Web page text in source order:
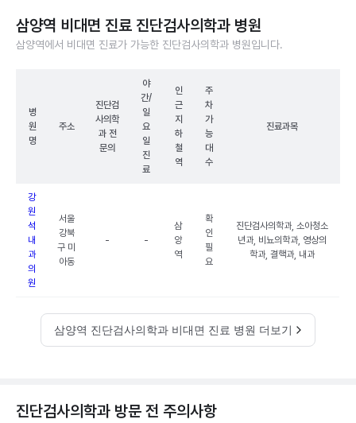
삼양역 비대면 진료 진단검사의학과 병원
삼양역에서 비대면 진료가 가능한 진단검사의학과 병원입니다.
병
원
명
주소
진단검
사의학
과 전
문의
야
간/
일
요
일
진
료
인
근
지
하
철
역
주
차
가
능
대
수
진료과목
강
원
석
내
과
의
원
서울
강북
구 미
아동
- -
삼
양
역
확
인
필
요
진단검사의학과, 소아청소
년과, 비뇨의학과, 영상의
학과, 결핵과, 내과
삼양역 진단검사의학과 비대면 진료 병원 더보기
진단검사의학과 방문 전 주의사항